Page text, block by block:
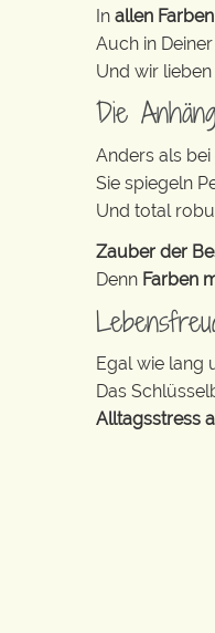
In allen
Auch in
Und wir
Die
Anders als
Sie spiegeln
Und total
Zauber der
Denn Farben
Egal wie lang
Das
Alltagsstress